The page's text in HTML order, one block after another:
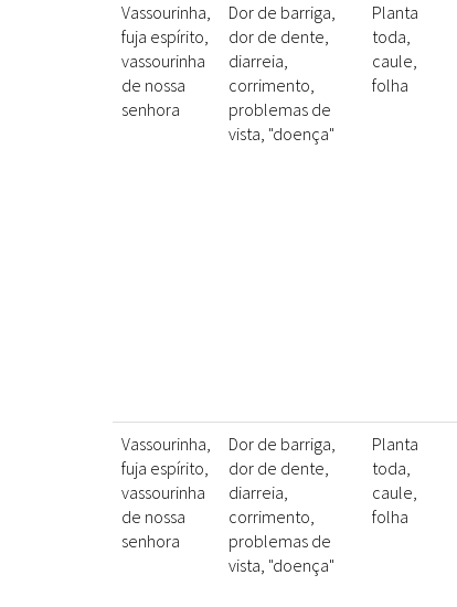
Vassourinha,
fuja espírito,
vassourinha
de nossa
senhora
Dor de barriga,
dor de dente,
diarreia,
corrimento,
problemas de
vista, "doença"
Planta
toda,
caule,
folha
Vassourinha,
fuja espírito,
vassourinha
de nossa
senhora
Dor de barriga,
dor de dente,
diarreia,
corrimento,
problemas de
vista, "doença"
Planta
toda,
caule,
folha